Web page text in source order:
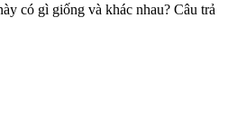
có gì giống và khác nhau? Câu trả